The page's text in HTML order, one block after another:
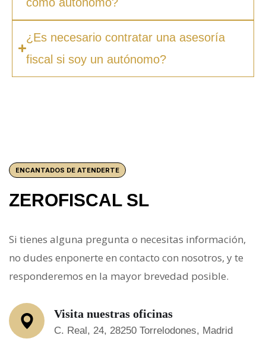
¿Es necesario contratar una asesoría
fiscal si soy un autónomo?
ENCANTADOS DE ATENDERTE
ZEROFISCAL SL
Si tienes alguna pregunta o necesitas información,
no dudes enponerte en contacto con nosotros, y te
responderemos en la mayor brevedad posible.
Visita nuestras oficinas
C. Real, 24, 28250 Torrelodones, Madrid